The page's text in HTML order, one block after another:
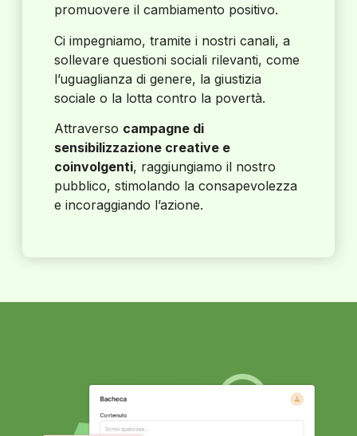
promuovere il cambiamento positivo.
Ci impegniamo, tramite i nostri canali, a
sollevare questioni sociali rilevanti, come
l’uguaglianza di genere, la giustizia
sociale o la lotta contro la povertà.
Attraverso campagne di
sensibilizzazione creative e
coinvolgenti, raggiungiamo il nostro
pubblico, stimolando la consapevolezza
e incoraggiando l’azione.